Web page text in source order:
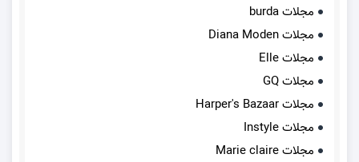
مجلات burda
مجلات Diana Moden
مجلات Elle
مجلات GQ
مجلات Harper's Bazaar
مجلات Instyle
مجلات Marie claire